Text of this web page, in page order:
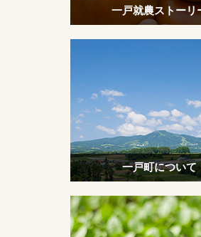
一戸就農ストーリ
一戸町について